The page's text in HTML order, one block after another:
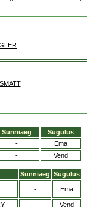
Sünniaeg
Sugulus
-
Ema
- Vend
Sünniaeg Sugulus
- Ema
- Vend